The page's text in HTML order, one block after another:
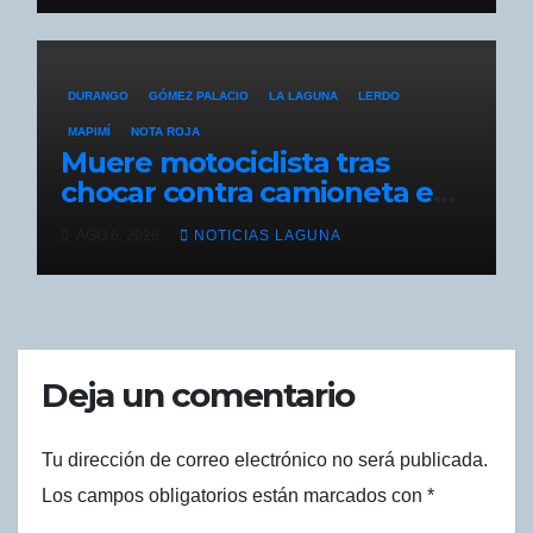
DURANGO GÓMEZ PALACIO LA LAGUNA LERDO
MAPIMÍ NOTA ROJA
Muere motociclista tras
chocar contra camioneta en
reversa en Bermejillo
NOTICIAS LAGUNA
Deja un comentario
Tu dirección de correo electrónico no será publicada.
Los campos obligatorios están marcados con *